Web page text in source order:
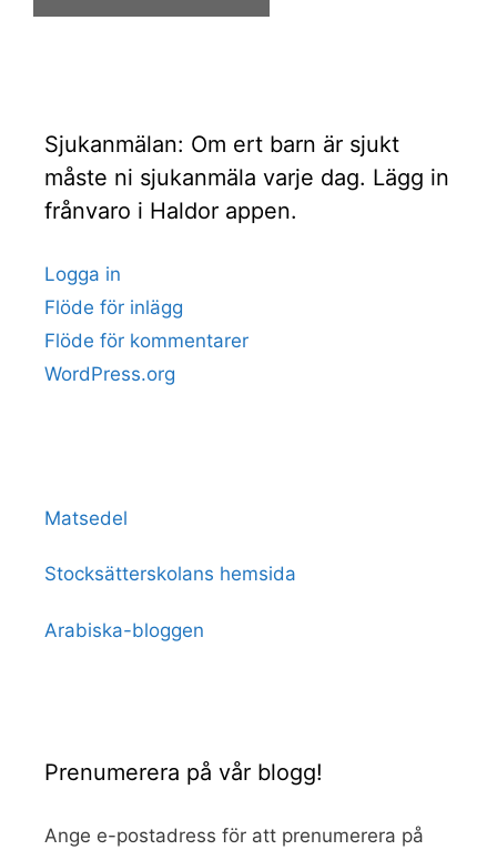
Sjukanmälan: Om ert barn är sjukt
måste ni sjukanmäla varje dag. Lägg in
frånvaro i Haldor appen.
Logga in
Flöde för inlägg
Flöde för kommentarer
WordPress.org
Matsedel
Stocksätterskolans hemsida
Arabiska-bloggen
Prenumerera på vår blogg!
Ange e-postadress för att prenumerera på